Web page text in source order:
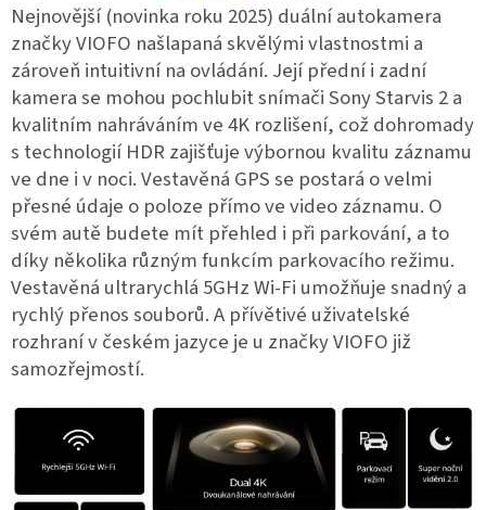
Nejnovější (novinka roku 2025) duální autokamera
značky VIOFO našlapaná skvělými vlastnostmi a
zároveň intuitivní na ovládání. Její přední i zadní
kamera se mohou pochlubit snímači Sony Starvis 2 a
kvalitním nahráváním ve 4K rozlišení, což dohromady
s technologií HDR zajišťuje výbornou kvalitu záznamu
ve dne i v noci. Vestavěná GPS se postará o velmi
přesné údaje o poloze přímo ve video záznamu. O
svém autě budete mít přehled i při parkování, a to
díky několika různým funkcím parkovacího režimu.
Vestavěná ultrarychlá 5GHz Wi-Fi umožňuje snadný a
rychlý přenos souborů. A přívětivé uživatelské
rozhraní v českém jazyce je u značky VIOFO již
samozřejmostí.